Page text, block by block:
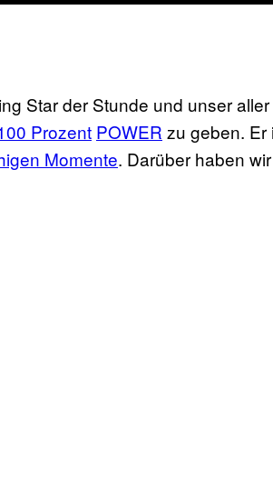
Star der Stunde und unser
Prozent POWER zu geben. Er
Momente. Darüber haben